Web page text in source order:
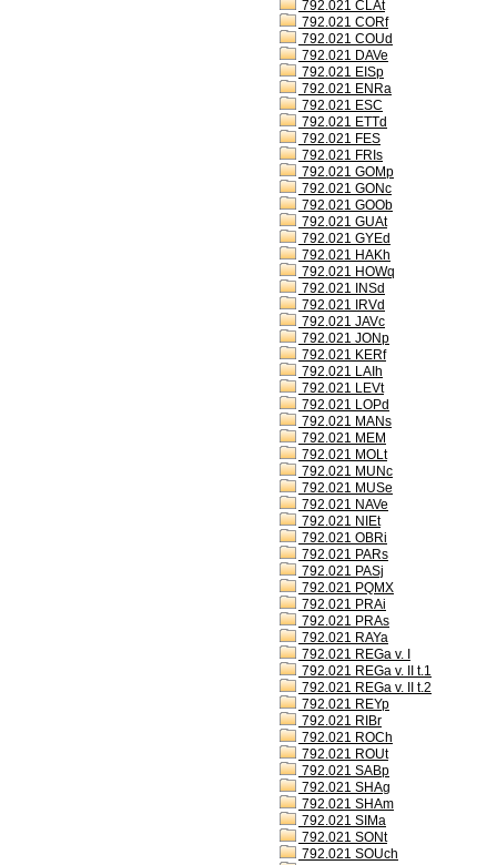
792.021 CLAt
792.021 CORf
792.021 COUd
792.021 DAVe
792.021 EISp
792.021 ENRa
792.021 ESC
792.021 ETTd
792.021 FES
792.021 FRIs
792.021 GOMp
792.021 GONc
792.021 GOOb
792.021 GUAt
792.021 GYEd
792.021 HAKh
792.021 HOWq
792.021 INSd
792.021 IRVd
792.021 JAVc
792.021 JONp
792.021 KERf
792.021 LAIh
792.021 LEVt
792.021 LOPd
792.021 MANs
792.021 MEM
792.021 MOLt
792.021 MUNc
792.021 MUSe
792.021 NAVe
792.021 NIEt
792.021 OBRi
792.021 PARs
792.021 PASj
792.021 PQMX
792.021 PRAi
792.021 PRAs
792.021 RAYa
792.021 REGa v. I
792.021 REGa v. II t.1
792.021 REGa v. II t.2
792.021 REYp
792.021 RIBr
792.021 ROCh
792.021 ROUt
792.021 SABp
792.021 SHAg
792.021 SHAm
792.021 SIMa
792.021 SONt
792.021 SOUch